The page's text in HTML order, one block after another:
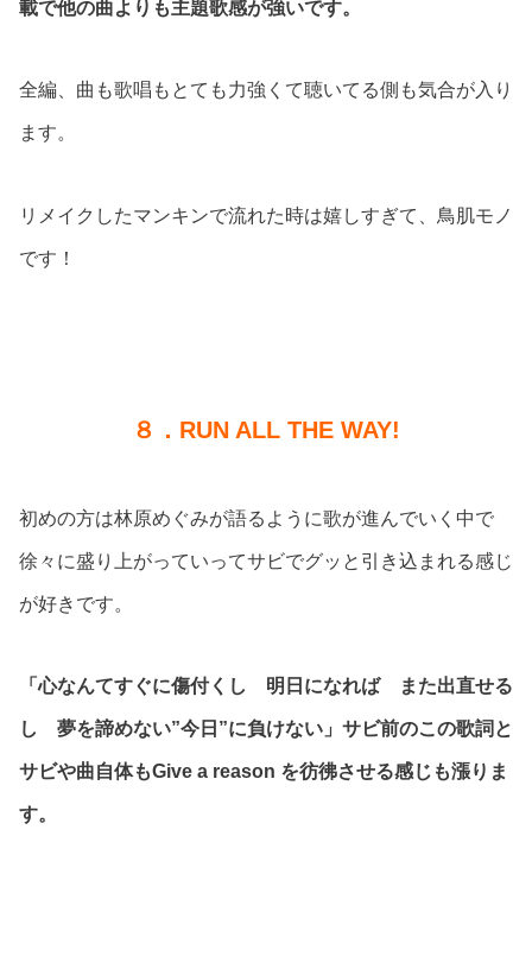
載で他の曲よりも主題歌感が強いです。
全編、曲も歌唱もとても力強くて聴いてる側も気合が入り
ます。
リメイクしたマンキンで流れた時は嬉しすぎて、鳥肌モノ
です！
８．RUN ALL THE WAY!
初めの方は林原めぐみが語るように歌が進んでいく中で
徐々に盛り上がっていってサビでグッと引き込まれる感じ
が好きです。
「心なんてすぐに傷付くし 明日になれば また出直せる
し 夢を諦めない”今日”に負けない」サビ前のこの歌詞と
サビや曲自体もGive a reason を彷彿させる感じも漲りま
す。